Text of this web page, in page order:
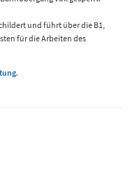
und führt über die B1,
für die Arbeiten des
.